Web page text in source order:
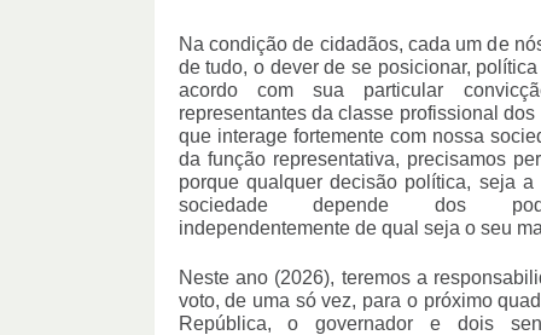
Na condição de cidadãos, cada um de
de tudo, o dever de se posicionar,
acordo com sua particular
representantes da classe profissional
que interage fortemente com nossa
da função representativa, precisamos
porque qualquer decisão política, seja
sociedade depende dos
independentemente de qual seja o seu
Neste ano (2026), teremos a
voto, de uma só vez, para o próximo
República, o governador e dois